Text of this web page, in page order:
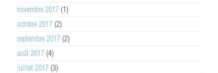
novembre 2017 (1)
octobre 2017 (2)
septembre 2017 (2)
août 2017 (4)
juillet 2017 (3)